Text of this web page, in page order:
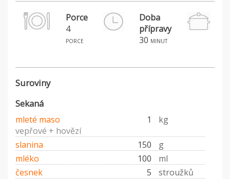
Porce
4
porce
Doba
přípravy
30 minut
Suroviny
Sekaná
mleté maso 1
kg
vepřové + hovězí
slanina
150
g
mléko
100
ml
česnek
5
stroužků